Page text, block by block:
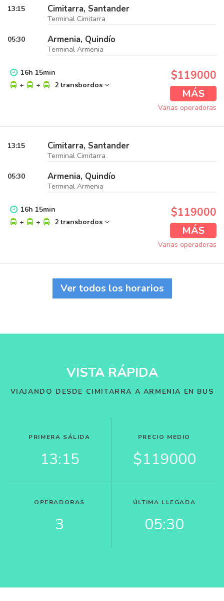
13:15 Cimitarra, Santander
Terminal Cimitarra
05:30 Armenia, Quindío
Terminal Armenia
16h 15min
+
+ 2 transbordos
$119000
MÁS
Varias operadoras
13:15 Cimitarra, Santander
Terminal Cimitarra
05:30 Armenia, Quindío
Terminal Armenia
16h 15min
+
+ 2 transbordos
$119000
MÁS
Varias operadoras
Ver todos los horarios
VISTA RÁPIDA
VIAJANDO DESDE CIMITARRA A ARMENIA EN BUS
PRIMERA SÁLIDA
13:15
PRECIO MEDIO
$119000
OPERADORAS
3
ÚLTIMA LLEGADA
05:30